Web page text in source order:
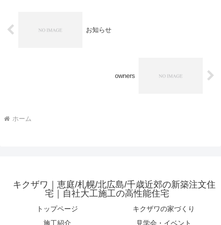
お知らせ
owners
ホーム
キクザワ｜恵庭/札幌/北広島/千歳近郊の新築注文住
宅｜自社大工施工の高性能住宅
トップページ
キクザワの家づくり
施工紹介
見学会・イベント